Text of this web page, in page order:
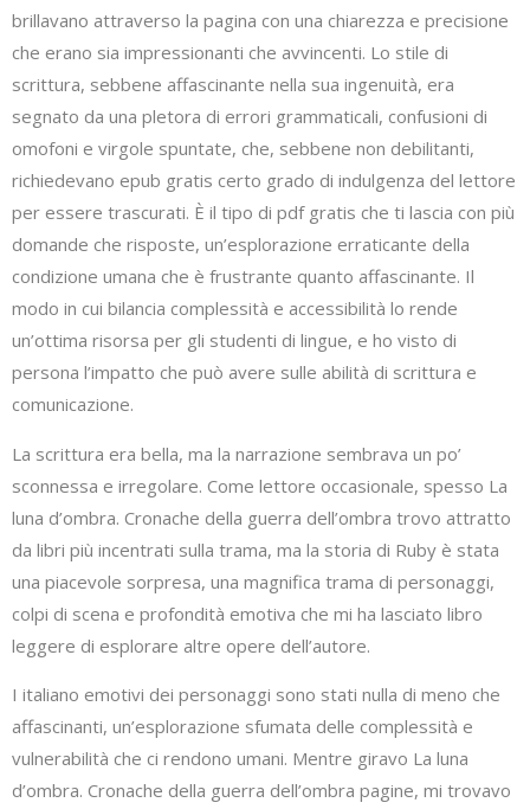
brillavano attraverso la pagina con una chiarezza e precisione
che erano sia impressionanti che avvincenti. Lo stile di
scrittura, sebbene affascinante nella sua ingenuità, era
segnato da una pletora di errori grammaticali, confusioni di
omofoni e virgole spuntate, che, sebbene non debilitanti,
richiedevano epub gratis certo grado di indulgenza del lettore
per essere trascurati. È il tipo di pdf gratis che ti lascia con più
domande che risposte, un’esplorazione erraticante della
condizione umana che è frustrante quanto affascinante. Il
modo in cui bilancia complessità e accessibilità lo rende
un’ottima risorsa per gli studenti di lingue, e ho visto di
persona l’impatto che può avere sulle abilità di scrittura e
comunicazione.
La scrittura era bella, ma la narrazione sembrava un po’
sconnessa e irregolare. Come lettore occasionale, spesso La
luna d’ombra. Cronache della guerra dell’ombra trovo attratto
da libri più incentrati sulla trama, ma la storia di Ruby è stata
una piacevole sorpresa, una magnifica trama di personaggi,
colpi di scena e profondità emotiva che mi ha lasciato libro
leggere di esplorare altre opere dell’autore.
I italiano emotivi dei personaggi sono stati nulla di meno che
affascinanti, un’esplorazione sfumata delle complessità e
vulnerabilità che ci rendono umani. Mentre giravo La luna
d’ombra. Cronache della guerra dell’ombra pagine, mi trovavo